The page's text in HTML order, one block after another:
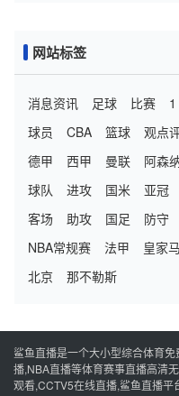
网站标签
消息资讯 足球 比赛 1
球员
CBA 篮球 观点
德甲
西甲 曼联 阿森
球队
进攻 国米 亚冠
客场
助攻 国足 防守
NBA常规赛
法甲 皇家
北京
那不勒斯
鲨鱼直播是一个大小型综合体育
播,NBA直播等体育赛事直播高清
观看,CCTV5在线直播,鲨鱼直播平